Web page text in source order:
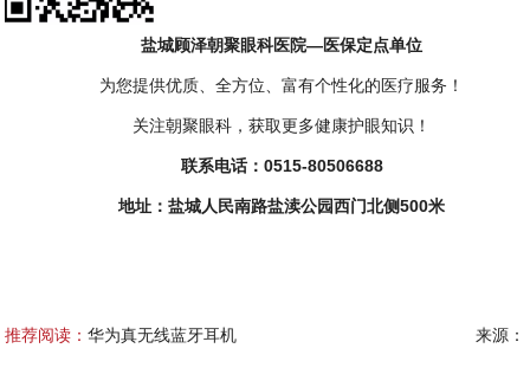
盐城顾泽朝聚眼科医院—医保定点单位
为您提供优质、全方位、富有个性化的医疗服务！
关注朝聚眼科，获取更多健康护眼知识！
联系电话：0515-80506688
地址：盐城人民南路盐渎公园西门北侧500米
推荐阅读：华为真无线蓝牙耳机 来源：